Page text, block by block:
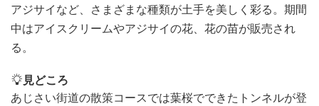
アジサイなど、さまざまな種類が土手を美しく彩る。期間
中はアイスクリームやアジサイの花、花の苗が販売され
る。
見どころ
あじさい街道の散策コースでは葉桜でできたトンネルが登